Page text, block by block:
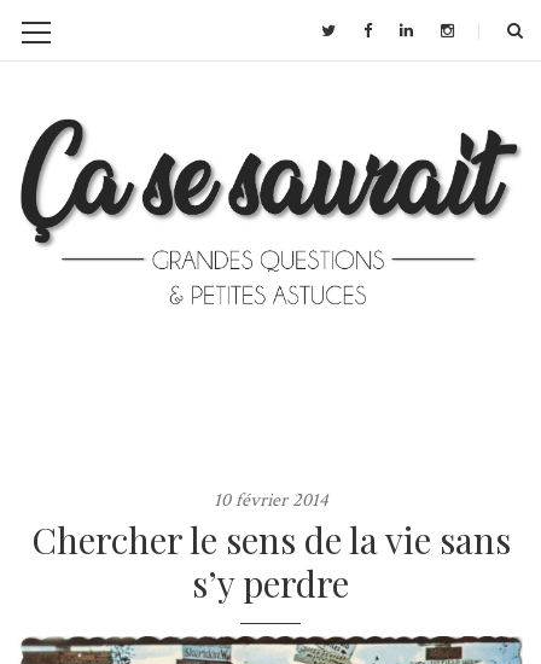
10 février 2014
Chercher le sens de la vie sans
s’y perdre